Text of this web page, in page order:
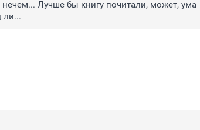
нечем... Лучше бы книгу почитали, может, ума
ли...